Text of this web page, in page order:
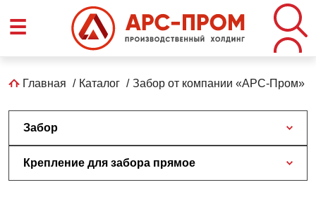
☰
Строка
навигации
Главная Каталог Забор от компании «АРС-Пром»
Забор
Крепление для забора прямое